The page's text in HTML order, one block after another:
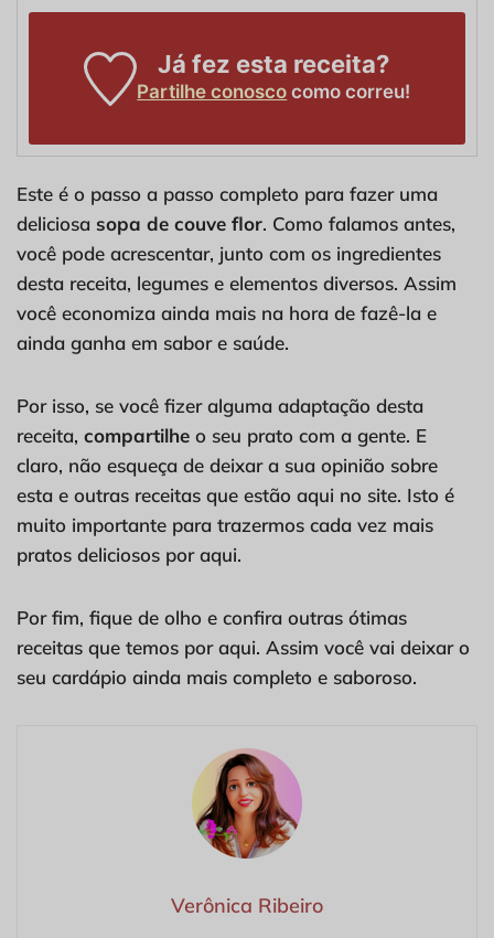
Já fez esta receita?
Partilhe conosco como correu!
Este é o passo a passo completo para fazer uma
deliciosa sopa de couve flor. Como falamos antes,
você pode acrescentar, junto com os ingredientes
desta receita, legumes e elementos diversos. Assim
você economiza ainda mais na hora de fazê-la e
ainda ganha em sabor e saúde.
Por isso, se você fizer alguma adaptação desta
receita, compartilhe o seu prato com a gente. E
claro, não esqueça de deixar a sua opinião sobre
esta e outras receitas que estão aqui no site. Isto é
muito importante para trazermos cada vez mais
pratos deliciosos por aqui.
Por fim, fique de olho e confira outras ótimas
receitas que temos por aqui. Assim você vai deixar o
seu cardápio ainda mais completo e saboroso.
Verônica Ribeiro